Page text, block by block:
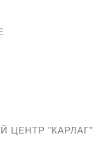
ЦЕНТР "КАРЛАГ"